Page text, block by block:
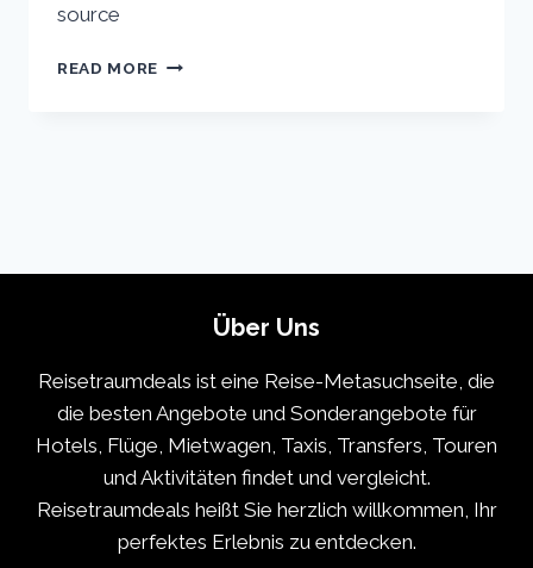
source
READ MORE COPENHAGEN
Über Uns
Reisetraumdeals ist eine Reise-Metasuchseite, die
die besten Angebote und Sonderangebote für
Hotels, Flüge, Mietwagen, Taxis, Transfers, Touren
und Aktivitäten findet und vergleicht.
Reisetraumdeals heißt Sie herzlich willkommen, Ihr
perfektes Erlebnis zu entdecken.